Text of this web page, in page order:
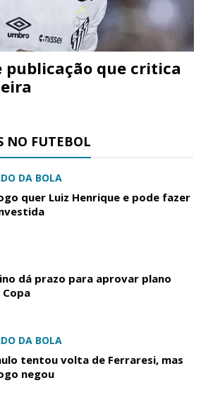
publicação que critica
NO FUTEBOL
DA BOLA
quer Luiz Henrique e pode fazer
dá prazo para aprovar plano
DA BOLA
tentou volta de Ferraresi, mas
negou